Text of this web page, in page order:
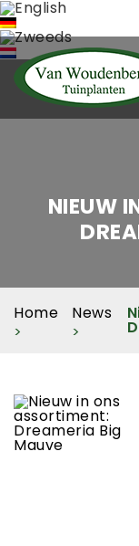
NIEUW
Home News